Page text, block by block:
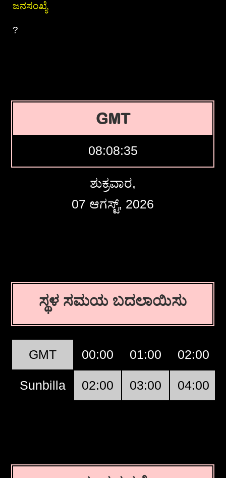
ಜನಸಂಖ್ಯೆ
?
GMT
08:08:36
ಶುಕ್ರವಾರ,
07 ಆಗಸ್ಟ್, 2026
ಸ್ಥಳ ಸಮಯ ಬದಲಾಯಿಸು
GMT 00:00 01:00 02:00
Sunbilla 02:00 03:00 04:00